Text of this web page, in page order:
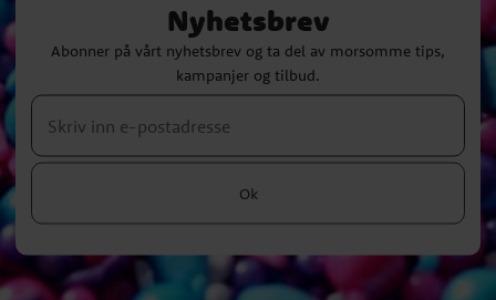
Nyhetsbrev
Abonner på vårt nyhetsbrev og ta del av morsomme tips,
kampanjer og tilbud.
Ok